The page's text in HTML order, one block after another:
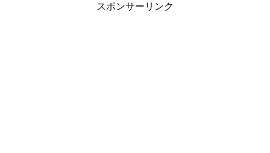
スポンサーリンク